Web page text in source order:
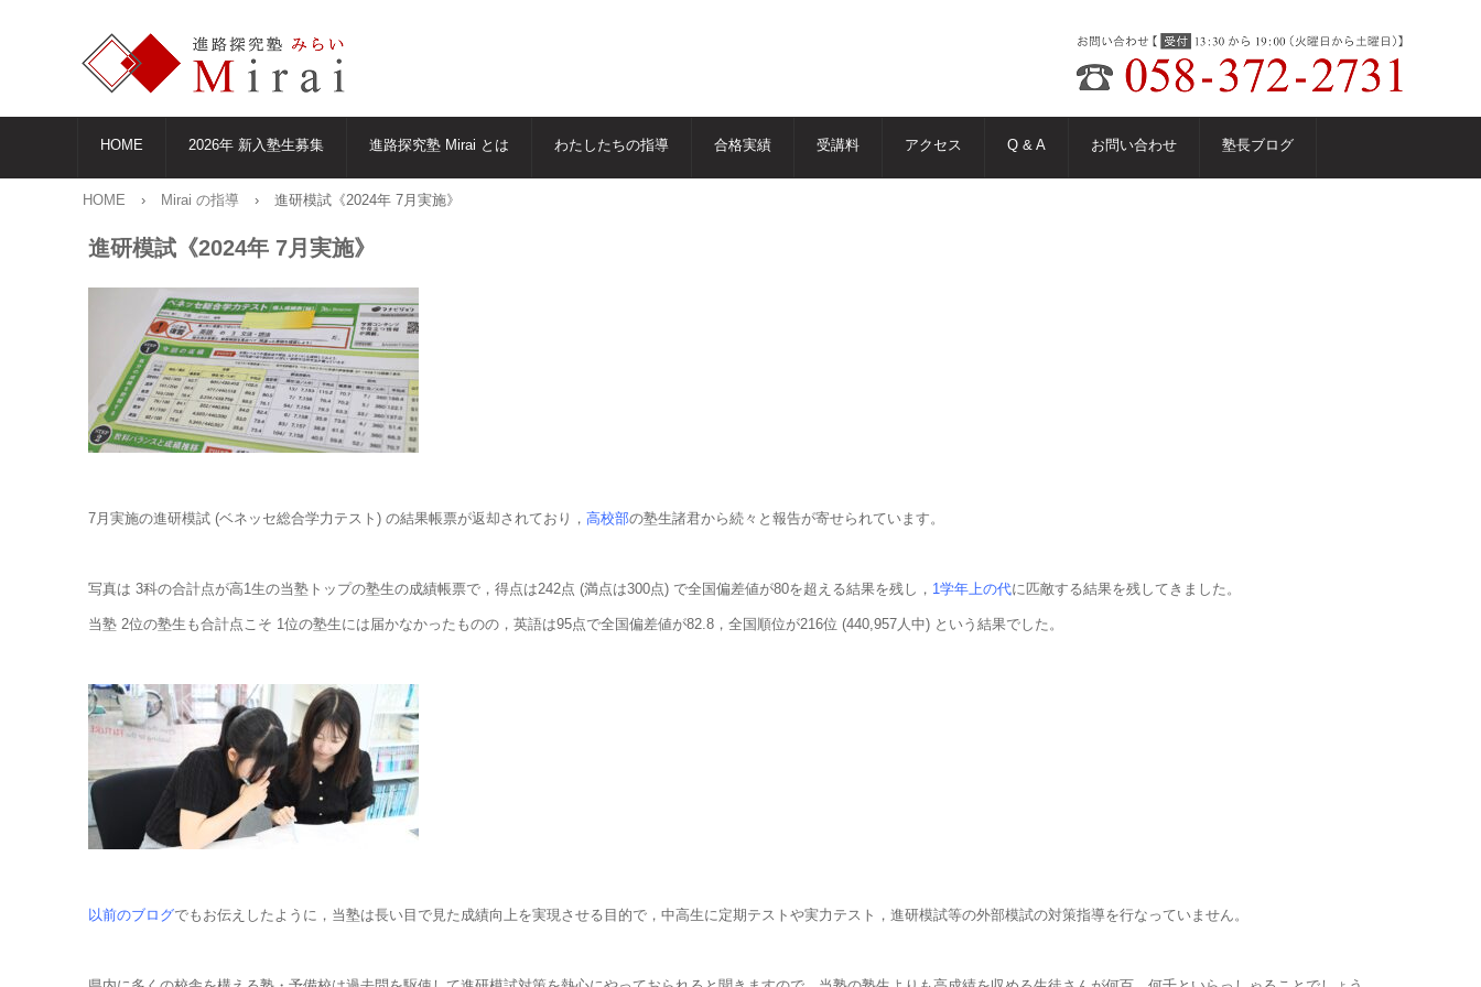
HOME 2026年 新入塾生募集 進路探究塾 Mirai とは わたしたちの指導 合格実績 受講料 アクセス Q & A お問い合わせ 塾長ブログ
HOME › Mirai の指導 › 進研模試《2024年 7月実施》
進研模試《2024年 7月実施》
7月実施の進研模試 (ベネッセ総合学力テスト) の結果帳票が返却されており， 高校部の塾生諸君から続々と報告が寄せられています。
写真は 3科の合計点が高1生の当塾トップの塾生の成績帳票で，得点は242点 (満点は300点) で全国偏差値が80を超える結果を残し， 1学年上の代に匹敵する結果を残してきました。
当塾 2位の塾生も合計点こそ 1位の塾生には届かなかったものの，英語は95点で全国偏差値が82.8，全国順位が216位 (440,957人中) という結果でした。
以前のブログでもお伝えしたように，当塾は長い目で見た成績向上を実現させる目的で，中高生に定期テストや実力テスト，進研模試等の外部模試の対策指導を行なっていません。